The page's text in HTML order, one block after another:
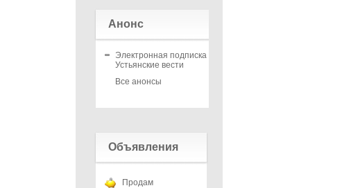
Анонс
Электронная подписка на
Устьянские вести
Все анонсы
Объявления
Продам